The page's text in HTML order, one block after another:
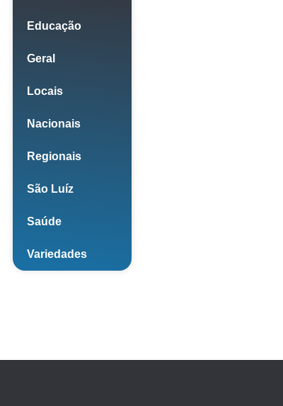
Educação
Geral
Locais
Nacionais
Regionais
São Luíz
Saúde
Variedades